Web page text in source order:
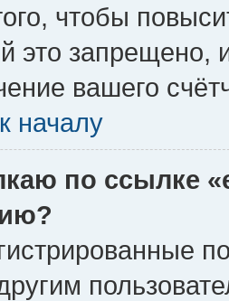
чтобы
это запрещено,
вашего
началу
по ссылке